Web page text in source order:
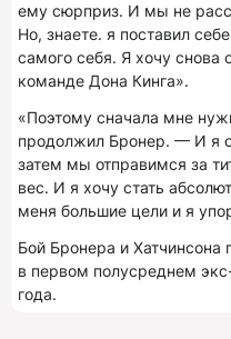
ему сюрприз. И мы не
Но, знаете. я поставил
самого себя. Я хочу снова
команде Дона Кинга».
«Поэтому сначала мне
продолжил Бронер. — И я
затем мы отправимся за
вес. И я хочу стать
меня большие цели и я
Бой Бронера и Хатчинсона
в первом полусреднем
года.